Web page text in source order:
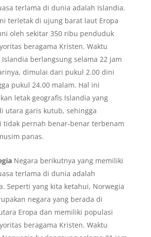
terlama di dunia adalah Islandia.
terletak di ujung barat laut Eropa
oleh sekitar 350 ribu penduduk
beragama Kristen. Waktu
berlangsung selama 22 jam
dimulai dari pukul 2.00 dini
pukul 24.00 malam. Hal ini
letak geografis Islandia yang
utara garis kutub, sehingga
tidak pernah benar-benar terbenam
panas.
Negara berikutnya yang memiliki
terlama di dunia adalah
Seperti yang kita ketahui, Norwegia
negara yang berada di
Eropa dan memiliki populasi
beragama Kristen. Waktu